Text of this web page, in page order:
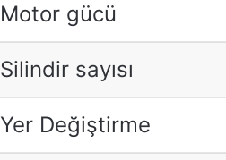
Motor gücü
Silindir sayısı
Yer Değiştirme